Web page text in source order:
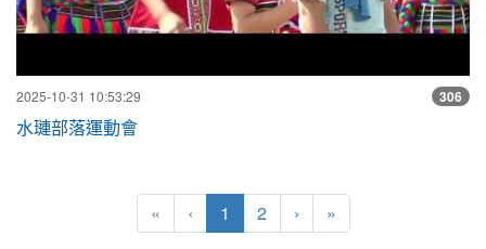
306
2025-10-31 10:53:29
水璉部落運動會
« ‹ 1 (目前頁次)
2 ›下一頁
»最後頁